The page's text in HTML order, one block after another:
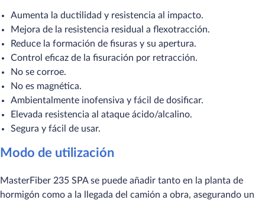
Aumenta la ductilidad y resistencia al impacto.
Mejora de la resistencia residual a flexotracción.
Reduce la formación de fisuras y su apertura.
Control eficaz de la fisuración por retracción.
No se corroe.
No es magnética.
Ambientalmente inofensiva y fácil de dosificar.
Elevada resistencia al ataque ácido/alcalino.
Segura y fácil de usar.
Modo de utilización
MasterFiber 235 SPA se puede añadir tanto en la planta de
hormigón como a la llegada del camión a obra, asegurando un